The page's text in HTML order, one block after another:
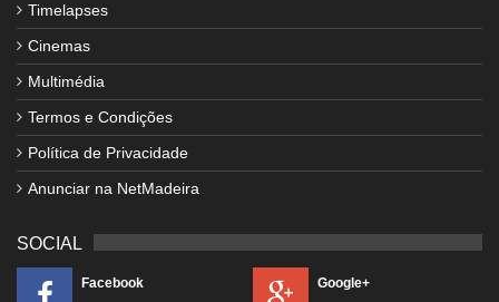
Timelapses
Cinemas
Multimédia
Termos e Condições
Política de Privacidade
Anunciar na NetMadeira
SOCIAL
Facebook Google+